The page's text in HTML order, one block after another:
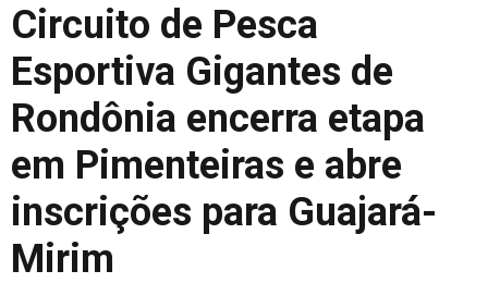
Circuito de Pesca
Esportiva Gigantes de
Rondônia encerra etapa
em Pimenteiras e abre
inscrições para Guajará-
Mirim